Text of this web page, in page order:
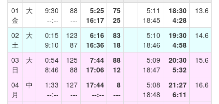
01
金
大
9:30
--:--
88
---
5:25
16:17
75
25
5:11
18:45
18:30
4:28
13.6
02
土
大
0:15
9:10
123
87
6:16
16:36
83
18
5:10
18:46
19:30
4:58
14.6
03
日
大
0:54
8:46
125
88
7:44
17:06
88
12
5:09
18:47
20:30
5:32
15.6
04
月
中
1:33
--:--
127
---
17:44
--:--
8
---
5:08
18:48
21:27
6:11
16.6